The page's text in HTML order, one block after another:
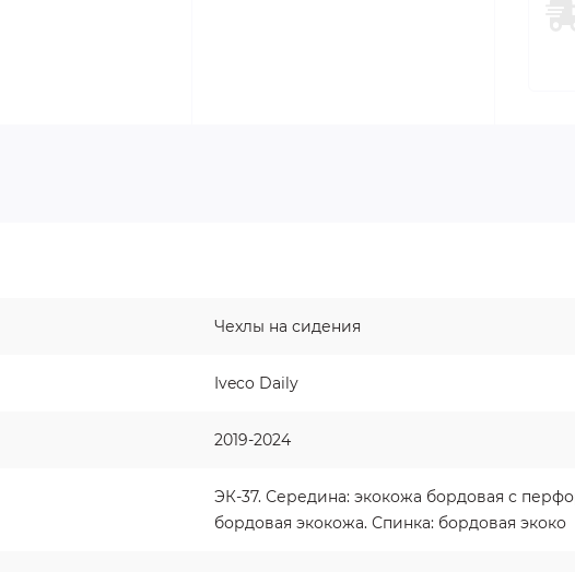
Чехлы на сидения
Iveco Daily
2019-2024
ЭК-37. Середина: экокожа бордовая с
бордовая экокожа. Спинка: бордовая экоко